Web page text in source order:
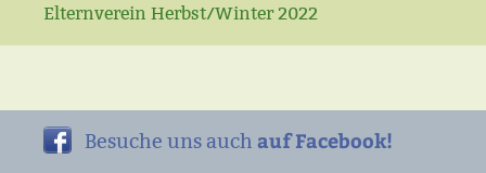
Elternverein Herbst/Winter 2022
Besuche uns auch auf Facebook!